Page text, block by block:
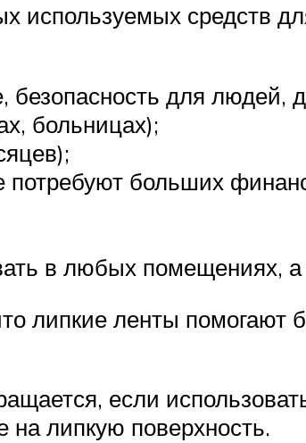
используемых средств
безопасность для
больницах);
потребуют больших
в любых помещениях, а
липкие ленты помогают
если
липкую поверхность.